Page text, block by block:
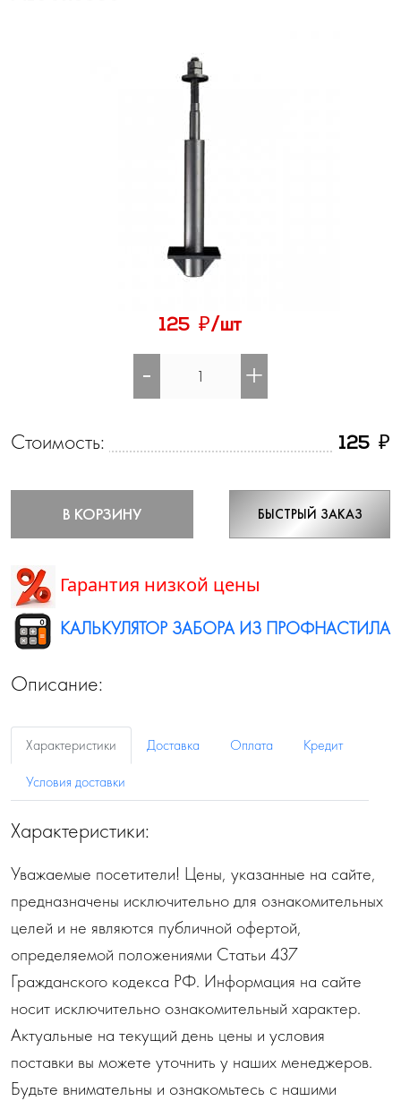
125 ₽/шт
- +
Стоимость: 125 ₽
В КОРЗИНУ БЫСТРЫЙ ЗАКАЗ
Гарантия низкой цены
КАЛЬКУЛЯТОР ЗАБОРА ИЗ ПРОФНАСТИЛА
Описание:
Характеристики Доставка Оплата
Кредит
Условия доставки
Характеристики:
Уважаемые посетители! Цены, указанные на сайте,
предназначены исключительно для ознакомительных
целей и не являются публичной офертой,
определяемой положениями Статьи 437
Гражданского кодекса РФ. Информация на сайте
носит исключительно ознакомительный характер.
Актуальные на текущий день цены и условия
поставки вы можете уточнить у наших менеджеров.
Будьте внимательны и ознакомьтесь с нашими